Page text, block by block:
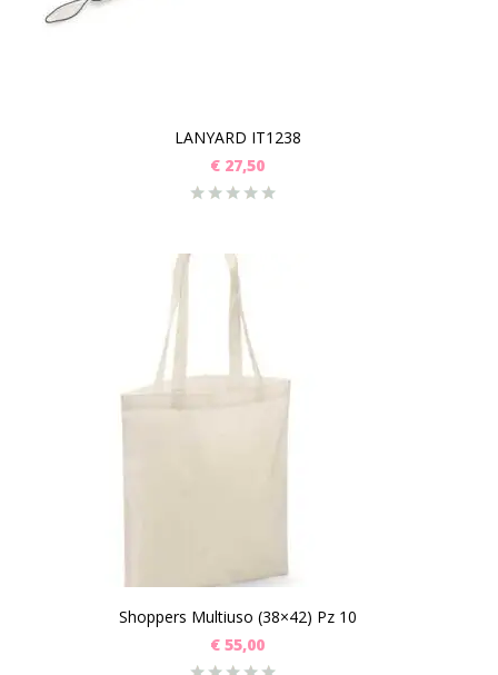
LANYARD IT1238
€ 27,50
Shoppers Multiuso (38×42) Pz 10
€ 55,00